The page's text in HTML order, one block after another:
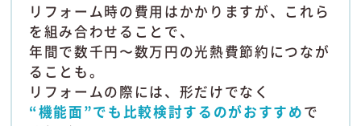
リフォーム時の費用はかかりますが、これら
を組み合わせることで、
年間で数千円〜数万円の光熱費節約につなが
ることも。
リフォームの際には、形だけでなく
“機能面”でも比較検討するのがおすすめで